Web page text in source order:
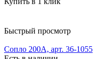
Быстрый просмотр
Сопло 200А, арт. 36-1055